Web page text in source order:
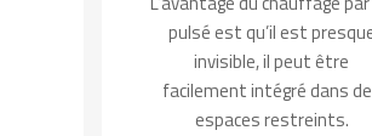
pulsé est qu’il est
invisible, il peut être
facilement intégré dans
espaces restreints.